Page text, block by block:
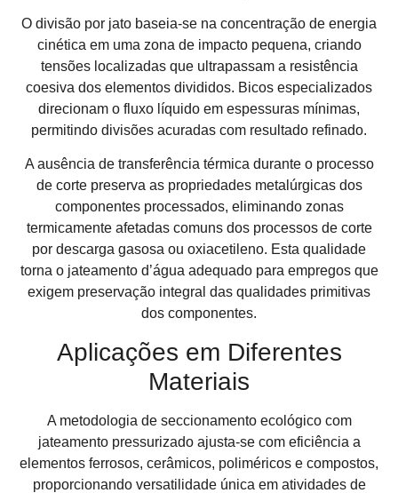
O divisão por jato baseia-se na concentração de energia
cinética em uma zona de impacto pequena, criando
tensões localizadas que ultrapassam a resistência
coesiva dos elementos divididos. Bicos especializados
direcionam o fluxo líquido em espessuras mínimas,
permitindo divisões acuradas com resultado refinado.
A ausência de transferência térmica durante o processo
de corte preserva as propriedades metalúrgicas dos
componentes processados, eliminando zonas
termicamente afetadas comuns dos processos de corte
por descarga gasosa ou oxiacetileno. Esta qualidade
torna o jateamento d’água adequado para empregos que
exigem preservação integral das qualidades primitivas
dos componentes.
Aplicações em Diferentes
Materiais
A metodologia de seccionamento ecológico com
jateamento pressurizado ajusta-se com eficiência a
elementos ferrosos, cerâmicos, poliméricos e compostos,
proporcionando versatilidade única em atividades de